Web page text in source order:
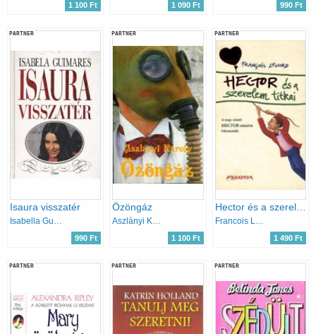
1 100 Ft 1 090 Ft 990 Ft
PARTNER
Isaura visszatér
990 Ft
PARTNER
Özöngáz
1 100 Ft
PARTNER
Hector és a szerelem titkai
1 490 Ft
PARTNER PARTNER PARTNER